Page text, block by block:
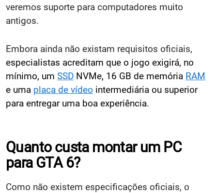
veremos suporte para computadores muito
antigos.
Embora ainda não existam requisitos oficiais,
especialistas acreditam que o jogo exigirá, no
mínimo, um SSD NVMe, 16 GB de memória RAM
e uma placa de vídeo intermediária ou superior
para entregar uma boa experiência.
Quanto custa montar um PC
para GTA 6?
Como não existem especificações oficiais, o